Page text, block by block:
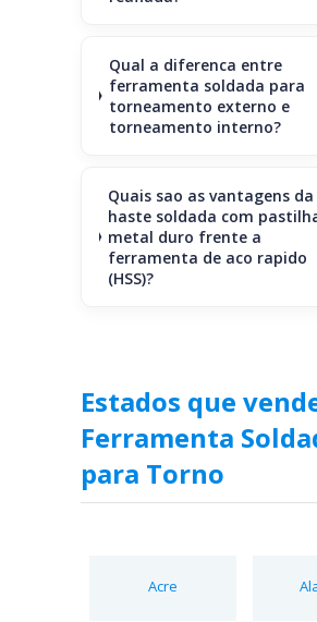
Qual a diferenca entre
ferramenta soldada para
torneamento externo e
torneamento interno?
Quais sao as vantagens da
haste soldada com
metal duro frente a
ferramenta de aco rapido
(HSS)?
Estados que
Ferramenta
para Torno
Acre